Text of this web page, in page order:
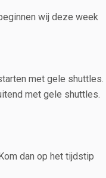
wij deze week
met gele shuttles.
met gele shuttles.
dan op het tijdstip